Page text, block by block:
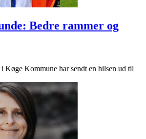
Bedre rammer og
Køge Kommune har sendt en hilsen ud til